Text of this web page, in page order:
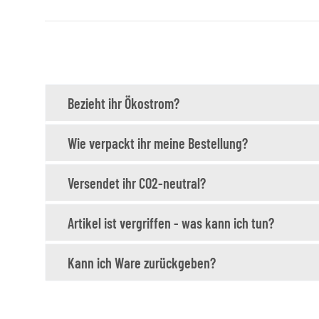
Bezieht ihr Ökostrom?
Wie verpackt ihr meine Bestellung?
Versendet ihr CO2-neutral?
Artikel ist vergriffen - was kann ich tun?
Kann ich Ware zurückgeben?